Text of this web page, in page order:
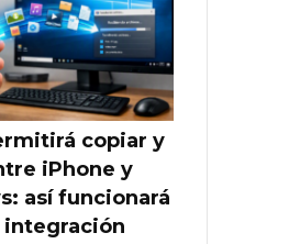
copiar y
iPhone y
así funcionará
integración